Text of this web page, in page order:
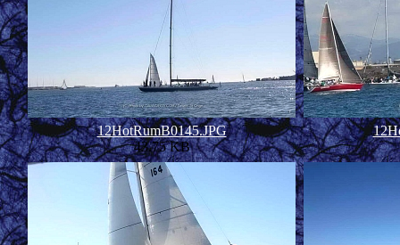
12HotRumB0145.JPG
43.75 KB